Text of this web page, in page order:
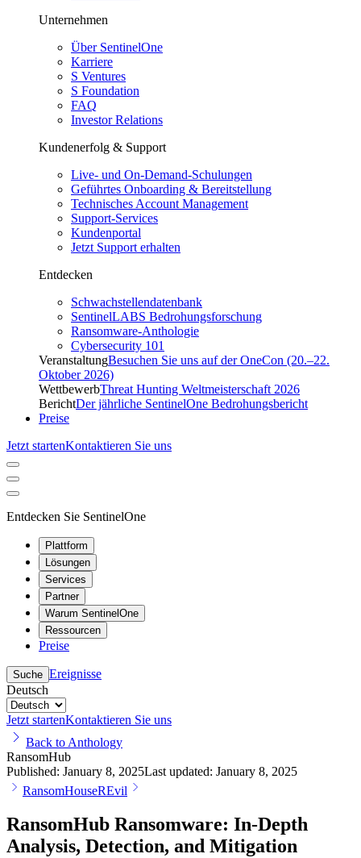
Unternehmen
Über SentinelOne
Karriere
S Ventures
S Foundation
FAQ
Investor Relations
Kundenerfolg & Support
Live- und On-Demand-Schulungen
Geführtes Onboarding & Bereitstellung
Technisches Account Management
Support-Services
Kundenportal
Jetzt Support erhalten
Entdecken
Schwachstellendatenbank
SentinelLABS Bedrohungsforschung
Ransomware-Anthologie
Cybersecurity 101
VeranstaltungBesuchen Sie uns auf der OneCon (20.–22.
Oktober 2026)
WettbewerbThreat Hunting Weltmeisterschaft 2026
BerichtDer jährliche SentinelOne Bedrohungsbericht
Preise
Jetzt startenKontaktieren Sie uns
Entdecken Sie SentinelOne
Plattform
Lösungen
Services
Partner
Warum SentinelOne
Ressourcen
Preise
Suche Ereignisse
Deutsch
Jetzt startenKontaktieren Sie uns
Back to Anthology
RansomHub
Published: January 8, 2025Last updated: January 8, 2025
RansomHouseREvil
RansomHub Ransomware: In-Depth
Analysis, Detection, and Mitigation